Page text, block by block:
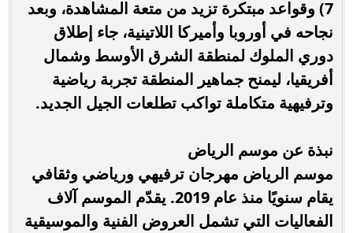
7) وقواعد مبتكرة تزيد من متعة المشاهدة، وبعد
نجاحه في أوروبا وأميركا اللاتينية، جاء إطلاق
دوري الملوك لمنطقة الشرق الأوسط وشمال
أفريقيا، ليمنح جماهير المنطقة تجربة رياضية
وترفيهية متكاملة تواكب تطلعات الجيل الجديد.
نبذة عن موسم الرياض
موسم الرياض مهرجان ترفيهي ورياضي وثقافي
يقام سنويًا منذ عام 2019. يقدّم الموسم آلاف
الفعاليات التي تشمل العروض الفنية والموسيقية